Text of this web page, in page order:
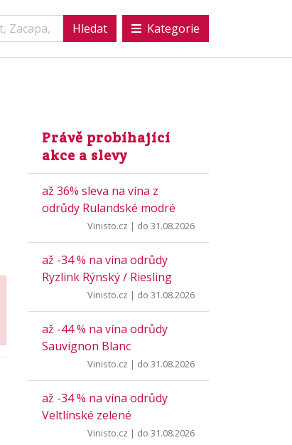
Kategorie
Právě probíhající
akce a slevy
až 36% sleva na vína z
odrůdy Rulandské modré
Vinisto.cz | do 31.08.2026
až -34 % na vína odrůdy
Ryzlink Rýnský / Riesling
Vinisto.cz | do 31.08.2026
až -44 % na vína odrůdy
Sauvignon Blanc
Vinisto.cz | do 31.08.2026
až -34 % na vína odrůdy
Veltlínské zelené
Vinisto.cz | do 31.08.2026